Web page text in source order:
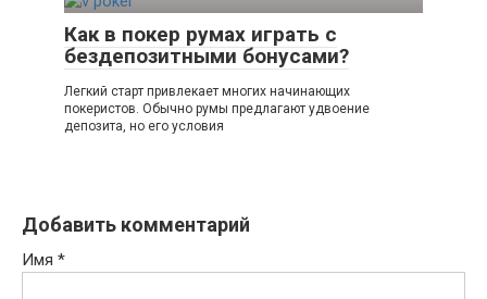
Как в покер румах играть с
бездепозитными бонусами?
Легкий старт привлекает многих начинающих
покеристов. Обычно румы предлагают удвоение
депозита, но его условия
Добавить комментарий
Имя *